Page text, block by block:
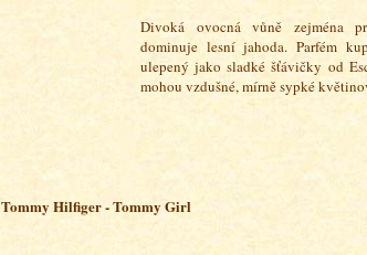
Divoká ovocná vůně zejména
dominuje lesní jahoda. Parfém
ulepený jako sladké šťávičky od
mohou vzdušné, mírně sypké
Tommy Hilfiger - Tommy Girl